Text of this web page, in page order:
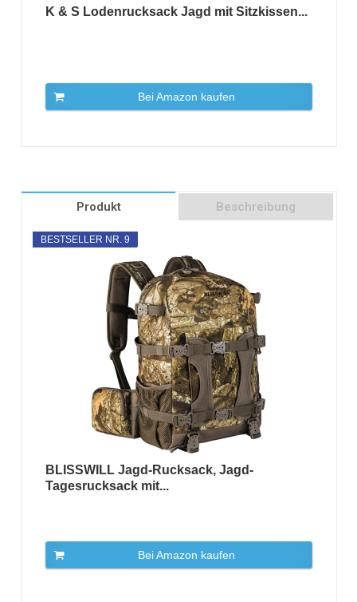
K & S Lodenrucksack Jagd mit Sitzkissen...
Bei Amazon kaufen
Produkt Beschreibung
BESTSELLER NR. 9
BLISSWILL Jagd-Rucksack, Jagd-
Tagesrucksack mit...
Bei Amazon kaufen